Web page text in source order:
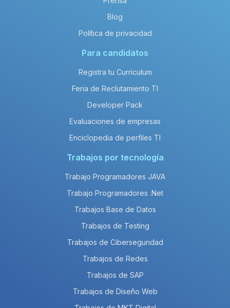
Blog
Política de privacidad
Para candidatos
Registra tu Currículum
Feria de Reclutamiento TI
Developer Pack
Evaluaciones de empresas
Enciclopedia de perfiles TI
Trabajos por tecnología
Trabajo Programadores JAVA
Trabajo Programadores .Net
Trabajos Base de Datos
Trabajos de Testing
Trabajos de Ciberseguridad
Trabajos de Redes
Trabajos de SAP
Trabajos de Diseño Web